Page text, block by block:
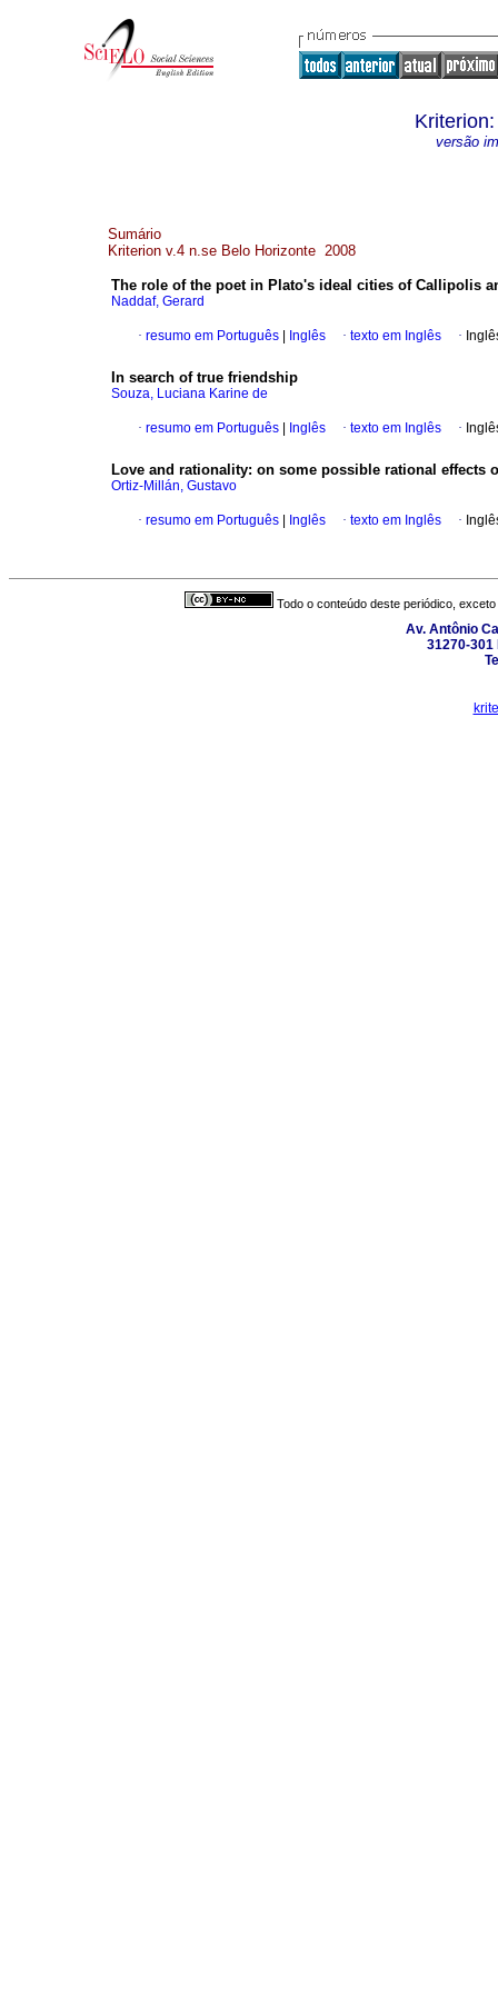
versão
Sumário
Kriterion v.4 n.se Belo Horizonte 2008
The role of the poet in Plato's ideal cities of Callipolis
Naddaf, Gerard
· resumo em Português Inglês · texto em Inglês ·
In search of true friendship
Souza, Luciana Karine de
· resumo em Português Inglês · texto em Inglês ·
Love and rationality: on some possible rational effects
Ortiz-Millán, Gustavo
· resumo em Português Inglês · texto em Inglês ·
Todo o conteúdo deste periódico,
Av. Antônio
31270-301